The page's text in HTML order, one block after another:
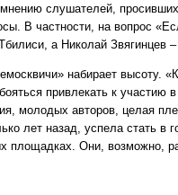
слушателей,
В частности, на вопрос
а Николай Звягинцев
набирает высоту.
привлекать к участию
молодых авторов, целая
лет назад, успела стать в
площадках. Они, возможно,